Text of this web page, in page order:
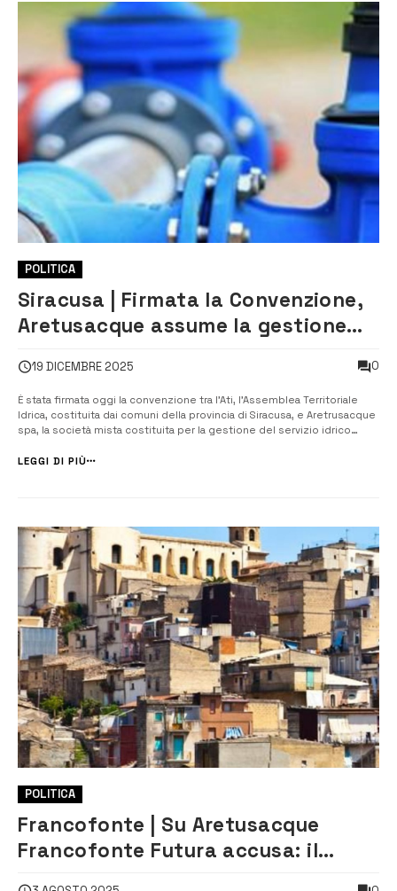
POLITICA
Siracusa | Firmata la Convenzione,
Aretusacque assume la gestione
19 DICEMBRE 2025 0
È stata firmata oggi la convenzione tra l’Ati, l’Assemblea Territoriale
Idrica, costituita dai comuni della provincia di Siracusa, e Aretrusacque
spa, la società mista costituita per la gestione del servizio idrico
della convenzione di gestione rappresenta l’avvio operativo ...
LEGGI DI PIÙ
POLITICA
Francofonte | Su Aretusacque
Francofonte Futura accusa: il